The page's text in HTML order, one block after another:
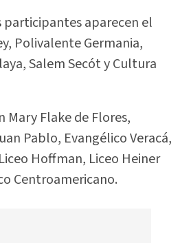
aparecen el
Polivalente Germania,
Salem Secót y Cultura
Mary Flake de Flores,
Pablo, Evangélico Veracá,
Hoffman, Liceo Heiner
Centroamericano.